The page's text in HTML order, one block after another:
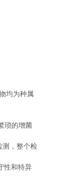
均为种属
琐的增菌
测，整个检
性和特异